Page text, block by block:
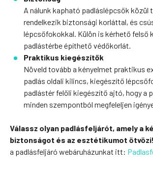
A nálunk kapható padláslépcsők közül
rendelkezik biztonsági korláttal, és
lépcsőfokokkal. Külön is kérhető felső
padlástérbe építhető védőkorlát.
Praktikus kiegészítők
Növeld tovább a kényelmet praktikus
padlás oldali kilincs, kiegészítő
padlástér felőli kiegészítő ajtó, hogy a
minden szempontból megfeleljen
Válassz olyan padlásfeljárót, amely a
biztonságot és az esztétikumot ötvözi!
a padlásfeljáró webáruházunkat itt: